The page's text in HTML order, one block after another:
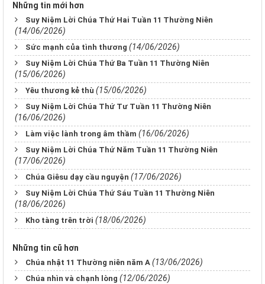
Những tin mới hơn
Suy Niệm Lời Chúa Thứ Hai Tuần 11 Thường Niên
(14/06/2026)
Sức mạnh của tình thương (14/06/2026)
Suy Niệm Lời Chúa Thứ Ba Tuần 11 Thường Niên
(15/06/2026)
Yêu thương kẻ thù (15/06/2026)
Suy Niệm Lời Chúa Thứ Tư Tuần 11 Thường Niên
(16/06/2026)
Làm việc lành trong âm thầm (16/06/2026)
Suy Niệm Lời Chúa Thứ Năm Tuần 11 Thường Niên
(17/06/2026)
Chúa Giêsu dạy cầu nguyện (17/06/2026)
Suy Niệm Lời Chúa Thứ Sáu Tuần 11 Thường Niên
(18/06/2026)
Kho tàng trên trời (18/06/2026)
Những tin cũ hơn
Chúa nhật 11 Thường niên năm A (13/06/2026)
Chúa nhìn và chạnh lòng (12/06/2026)